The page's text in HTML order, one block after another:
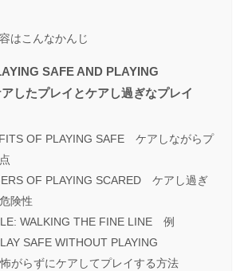
はこんなかんじ
SAFE AND PLAYING
したプレイとケアし過ぎなプレイ
OF PLAYING SAFE ケアしながらプ
OF PLAYING SCARED ケアし過ぎ
険性
WALKING THE FINE LINE 例
SAFE WITHOUT PLAYING
がらずにケアしてプレイする方法